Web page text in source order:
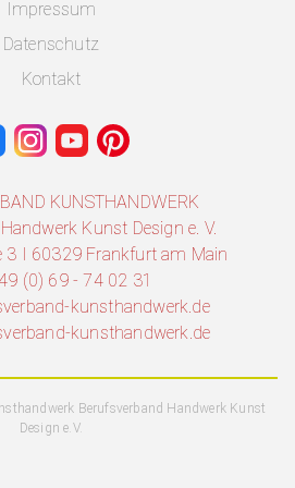
Impressum
Datenschutz
Kontakt
KUNSTHANDWERK
Kunst Design e. V.
I 60329 Frankfurt am Main
(0) 69 - 74 02 31
kunsthandwerk.de
kunsthandwerk.de
Berufsverband Handwerk Kunst
Design e.V.